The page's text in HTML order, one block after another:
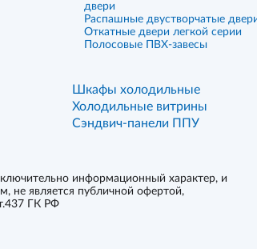
двери
Распашные двустворчатые
Откатные двери легкой серии
Полосовые ПВХ-завесы
Шкафы холодильные
Холодильные витрины
Сэндвич-панели ППУ
информационный характер, и
не является публичной офертой,
ГК РФ